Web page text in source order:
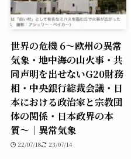
世界の危機 6〜欧州の異常
気象・地中海の山火事・共
同声明を出せないG20財務
相・中央銀行総裁会議・日
本における政治家と宗教団
体の関係・日本政界の本
質〜｜異常気象
22/07/18 23/07/14